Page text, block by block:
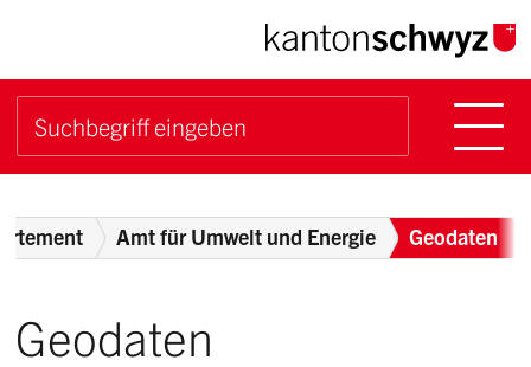
Navigieren im Kanton
Schnellnavigation
Suchbegriff
Breadcrumb
Amt für Umwelt und Energie Geodaten
Geodaten